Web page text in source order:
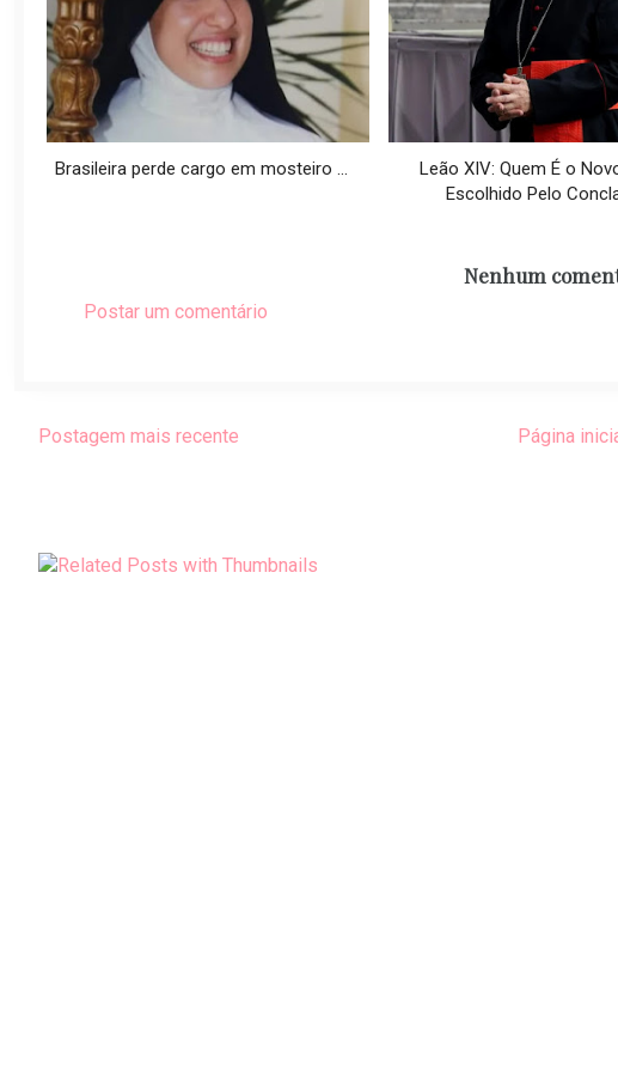
Brasileira perde cargo em mosteiro ...
Leão XIV: Quem É o
Escolhido Pelo
Nenhum
Postar um comentário
Postagem mais recente Página